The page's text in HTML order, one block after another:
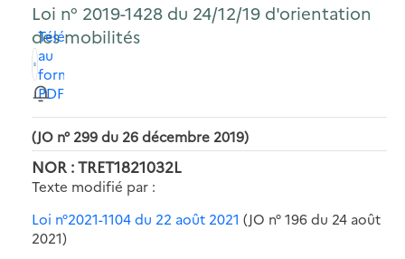
Loi n° 2019-1428 du 24/12/19 d'orientation
des mobilités
Télécharger
au
format
PDF
(JO n° 299 du 26 décembre 2019)
NOR : TRET1821032L
Texte modifié par :
Loi n°2021-1104 du 22 août 2021 (JO n° 196 du 24 août
2021)